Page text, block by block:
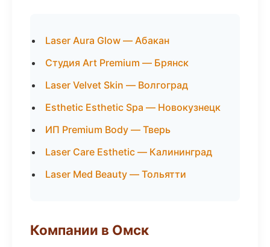
Laser Aura Glow — Абакан
Студия Art Premium — Брянск
Laser Velvet Skin — Волгоград
Esthetic Esthetic Spa — Новокузнецк
ИП Premium Body — Тверь
Laser Care Esthetic — Калининград
Laser Med Beauty — Тольятти
Компании в Омск